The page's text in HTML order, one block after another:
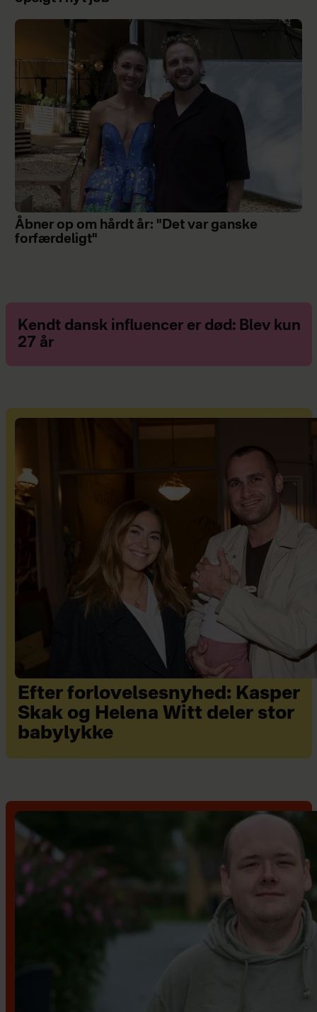
Åbner op om hårdt år: "Det var ganske
forfærdeligt"
Kendt dansk influencer er død: Blev kun
27 år
Efter forlovelsesnyhed: Kasper
Skak og Helena Witt deler stor
babylykke